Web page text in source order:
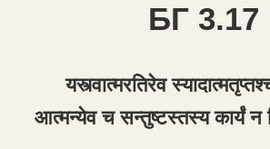
БГ 3.17
यस्त्वात्मरतिरेव
आत्मन्येव च सन्तुष्टस्तस्य कार्यं न